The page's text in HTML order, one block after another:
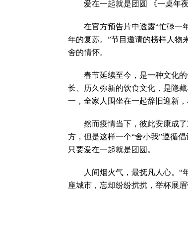
爱在一起就是团圆 《一桌年夜
在官方预告片中透露“忙碌一年
年的复苏。”节目邀请的榜样人物
舍的情怀。
春节延续至今，是一种文化的
长、历久弥新的饮食文化，是隐
一，全家人围坐在一起辞旧迎新
然而疫情当下，彼此安康成了
方，但是这样一个“舍小我”遵循
只要爱在一起就是团圆。
人间烟火气，最抚凡人心。“年
座城市，忘却纷纷扰扰，举杯展